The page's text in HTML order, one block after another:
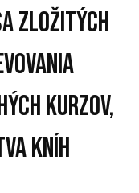
zložitých
kurzov,
kníh